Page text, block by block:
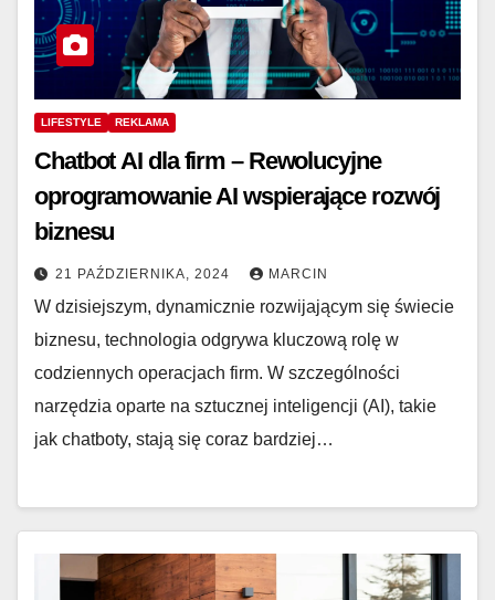
LIFESTYLE REKLAMA
Chatbot AI dla firm – Rewolucyjne
oprogramowanie AI wspierające rozwój
biznesu
21 PAŹDZIERNIKA, 2024 MARCIN
W dzisiejszym, dynamicznie rozwijającym się świecie
biznesu, technologia odgrywa kluczową rolę w
codziennych operacjach firm. W szczególności
narzędzia oparte na sztucznej inteligencji (AI), takie
jak chatboty, stają się coraz bardziej…